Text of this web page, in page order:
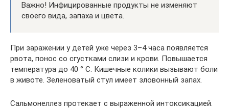
Важно! Инфицированные продукты не изменяют
своего вида, запаха и цвета.
При заражении у детей уже через 3–4 часа появляется
рвота, понос со сгустками слизи и крови. Повышается
температура до 40 ° C. Кишечные колики вызывают боли
в животе. Зеленоватый стул имеет зловонный запах.
Сальмонеллез протекает с выраженной интоксикацией.